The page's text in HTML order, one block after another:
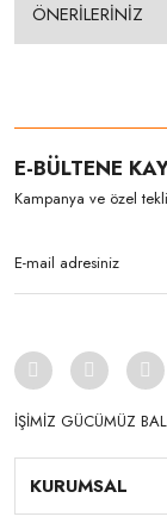
ÖNERİLERİNİZ
E-BÜLTENE
Kampanya ve özel
İŞİMİZ GÜCÜMÜZ
KURUMSAL